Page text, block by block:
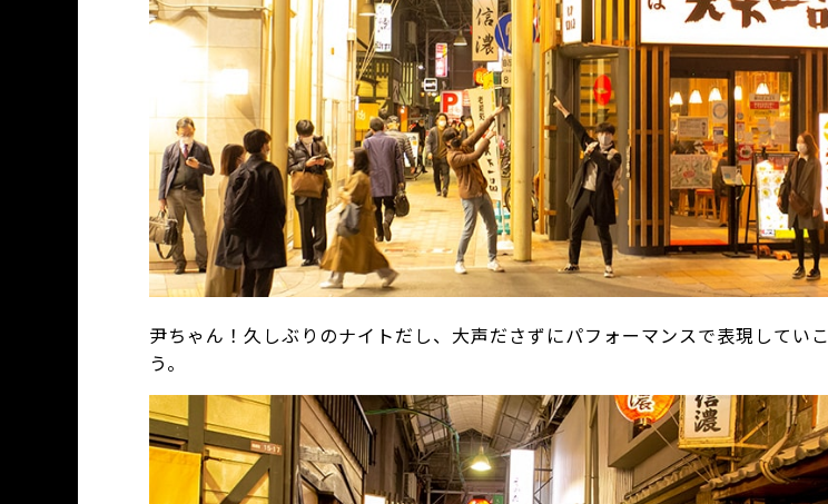
尹ちゃん！久しぶりのナイトだし、大声ださずにパフォーマンスで表現していこ
う。